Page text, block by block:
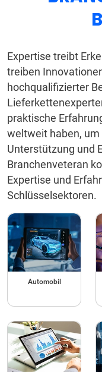
Expertise treibt
treiben
hochqualifizierter
praktische
weltweit haben, um
Unterstützung und
Branchenveteran
Expertise und
Schlüsselsektoren.
Automobil